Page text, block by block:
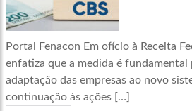
Portal Fenacon Em ofício à Receita
enfatiza que a medida é fundamental
adaptação das empresas ao novo
continuação às ações […]